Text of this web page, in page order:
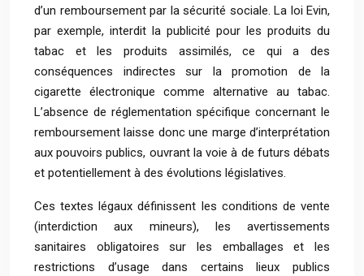
d’un remboursement par la sécurité sociale. La loi Evin,
par exemple, interdit la publicité pour les produits du
tabac et les produits assimilés, ce qui a des
conséquences indirectes sur la promotion de la
cigarette électronique comme alternative au tabac.
L’absence de réglementation spécifique concernant le
remboursement laisse donc une marge d’interprétation
aux pouvoirs publics, ouvrant la voie à de futurs débats
et potentiellement à des évolutions législatives.
Ces textes légaux définissent les conditions de vente
(interdiction aux mineurs), les avertissements
sanitaires obligatoires sur les emballages et les
restrictions d’usage dans certains lieux publics